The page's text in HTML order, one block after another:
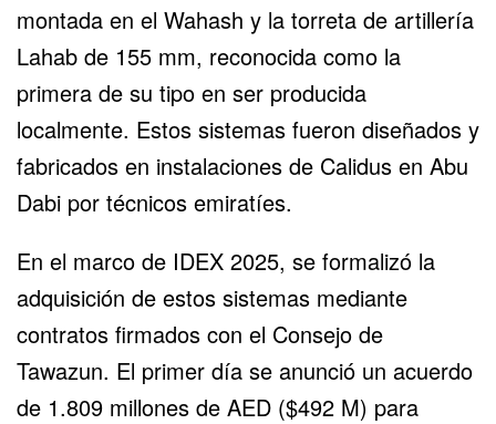
montada en el Wahash y la torreta de artillería
Lahab de 155 mm, reconocida como la
primera de su tipo en ser producida
localmente. Estos sistemas fueron diseñados y
fabricados en instalaciones de Calidus en Abu
Dabi por técnicos emiratíes.
En el marco de IDEX 2025, se formalizó la
adquisición de estos sistemas mediante
contratos firmados con el Consejo de
Tawazun. El primer día se anunció un acuerdo
de 1.809 millones de AED ($492 M) para